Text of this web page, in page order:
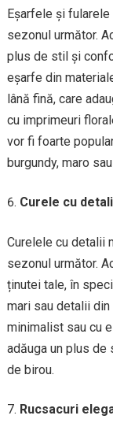
Eșarfele și
sezonul următor.
plus de stil și
eșarfe din
lână fină, care
cu imprimeuri
vor fi foarte
burgundy, maro
Curele cu
Curelele cu detalii
sezonul următor.
ținutei tale, în
mari sau detalii din
minimalist sau cu
adăuga un plus de
de birou.
Rucsacuri